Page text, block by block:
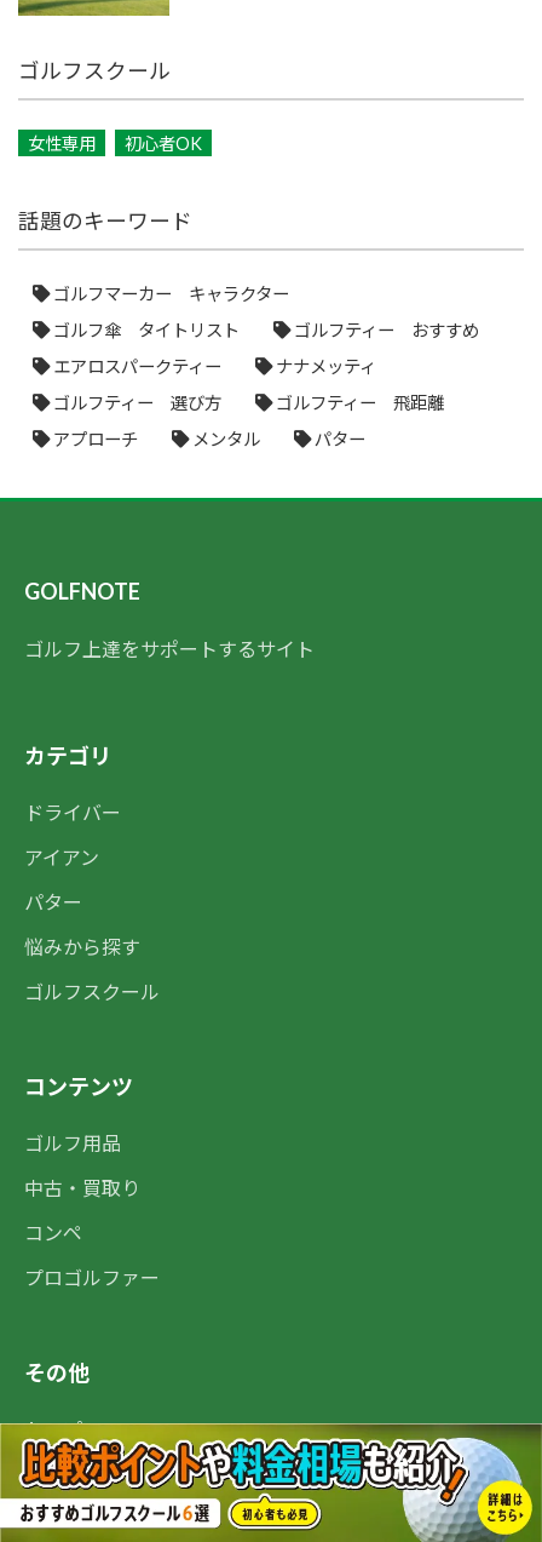
ゴルフスクール
女性専用 初心者OK
話題のキーワード
ゴルフマーカー キャラクター
ゴルフ傘 タイトリスト
ゴルフティー おすすめ
エアロスパークティー
ナナメッティ
ゴルフティー 選び方
ゴルフティー 飛距離
アプローチ
メンタル パター
GOLFNOTE
ゴルフ上達をサポートするサイト
カテゴリ
ドライバー
アイアン
パター
悩みから探す
ゴルフスクール
コンテンツ
ゴルフ用品
中古・買取り
コンペ
プロゴルファー
その他
トップ
監修プロゴルファー
運営会社